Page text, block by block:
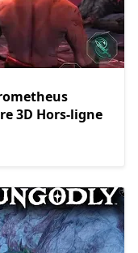
3D Hors-ligne